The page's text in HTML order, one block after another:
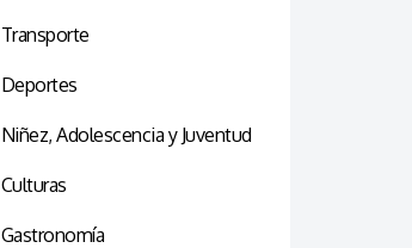
Transporte
Deportes
Niñez, Adolescencia y Juventud
Culturas
Gastronomía